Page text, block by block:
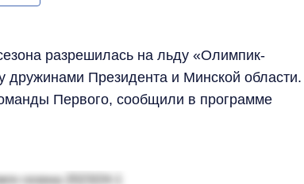
разрешилась на льду «Олимпик-
Президента и Минской
Первого, сообщили в программе